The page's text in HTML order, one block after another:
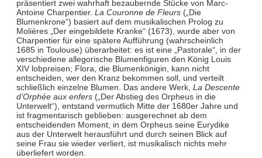
präsentiert zwei wahrhaft bezaubernde Stücke von Marc-
Antoine Charpentier. La Couronne de Fleurs(„Die
Blumenkrone“) basiert auf dem musikalischen Prolog zu
Molières „Der eingebildete Kranke“ (1673), wurde aber von
Charpentier für eine spätere Aufführung (wahrscheinlich
1685 in Toulouse) überarbeitet: es ist eine „Pastorale“, in der
verschiedene allegorische Blumenfiguren den König Louis
XIV lobpreisen; Flora, die Blumenkönigin, kann nicht
entscheiden, wer den Kranz bekommen soll, und verteilt
schließlich einzelne Blumen. Das andere Werk, La Descente
d’Orphée aux enfers(„Der Abstieg des Orpheus in die
Unterwelt“), entstand vermutlich Mitte der 1680er Jahre und
ist fragmentarisch geblieben: ausgerechnet ab dem
entscheidenden Moment, in dem Orpheus seine Eurydike
aus der Unterwelt herausführt und durch seinen Blick auf
seine Frau sie wieder verliert, ist musikalisch nichts mehr
überliefert worden.